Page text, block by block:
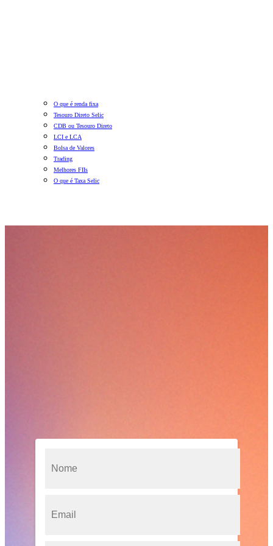
O que é renda fixa
Tesouro Direto Selic
CDB ou Tesouro Direto
LCI e LCA
Bolsa de Valores
Trading
Melhores FIIs
O que é Taxa Selic